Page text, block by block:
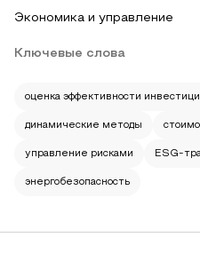
Экономика и управление
Ключевые слова
оценка эффективности
динамические методы
управление рисками ESG-
энергобезопасность